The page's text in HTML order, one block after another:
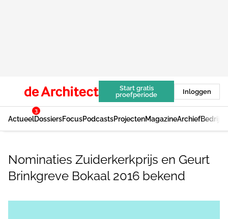
Start gratis
proefperiode
Inloggen
Actueel
3
DossiersFocusPodcastsProjectenMagazineArchief
Nominaties Zuiderkerkprijs en Geurt
Brinkgreve Bokaal 2016 bekend